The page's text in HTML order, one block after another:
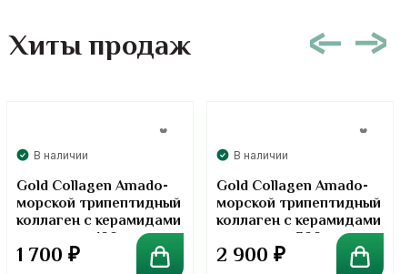
Хиты продаж
В наличии
Gold Collagen Amado-
морской трипептидный
коллаген с керамидами
в порошке. 100 грамм
1 700 ₽
В наличии
Gold Collagen Amado-
морской трипептидный
коллаген с керамидами
в порошке. 300 грамм
2 900 ₽